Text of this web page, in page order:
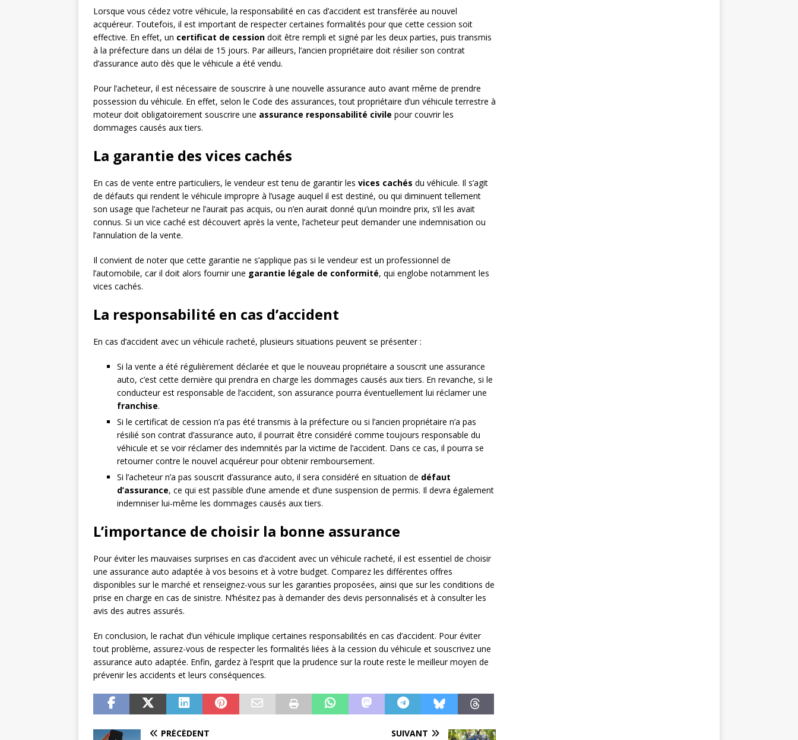
Lorsque vous cédez votre véhicule, la responsabilité en cas d’accident est transférée au nouvel
acquéreur. Toutefois, il est important de respecter certaines formalités pour que cette cession soit
effective. En effet, un certificat de cession doit être rempli et signé par les deux parties, puis transmis
à la préfecture dans un délai de 15 jours. Par ailleurs, l’ancien propriétaire doit résilier son contrat
d’assurance auto dès que le véhicule a été vendu.
Pour l’acheteur, il est nécessaire de souscrire à une nouvelle assurance auto avant même de prendre
possession du véhicule. En effet, selon le Code des assurances, tout propriétaire d’un véhicule terrestre à
moteur doit obligatoirement souscrire une assurance responsabilité civile pour couvrir les
dommages causés aux tiers.
La garantie des vices cachés
En cas de vente entre particuliers, le vendeur est tenu de garantir les vices cachés du véhicule. Il s’agit
de défauts qui rendent le véhicule impropre à l’usage auquel il est destiné, ou qui diminuent tellement
son usage que l’acheteur ne l’aurait pas acquis, ou n’en aurait donné qu’un moindre prix, s’il les avait
connus. Si un vice caché est découvert après la vente, l’acheteur peut demander une indemnisation ou
l’annulation de la vente.
Il convient de noter que cette garantie ne s’applique pas si le vendeur est un professionnel de
l’automobile, car il doit alors fournir une garantie légale de conformité, qui englobe notamment les
vices cachés.
La responsabilité en cas d’accident
En cas d’accident avec un véhicule racheté, plusieurs situations peuvent se présenter :
Si la vente a été régulièrement déclarée et que le nouveau propriétaire a souscrit une assurance
auto, c’est cette dernière qui prendra en charge les dommages causés aux tiers. En revanche, si le
conducteur est responsable de l’accident, son assurance pourra éventuellement lui réclamer une
franchise.
Si le certificat de cession n’a pas été transmis à la préfecture ou si l’ancien propriétaire n’a pas
résilié son contrat d’assurance auto, il pourrait être considéré comme toujours responsable du
véhicule et se voir réclamer des indemnités par la victime de l’accident. Dans ce cas, il pourra se
retourner contre le nouvel acquéreur pour obtenir remboursement.
Si l’acheteur n’a pas souscrit d’assurance auto, il sera considéré en situation de défaut
d’assurance, ce qui est passible d’une amende et d’une suspension de permis. Il devra également
indemniser lui-même les dommages causés aux tiers.
L’importance de choisir la bonne assurance
Pour éviter les mauvaises surprises en cas d’accident avec un véhicule racheté, il est essentiel de choisir
une assurance auto adaptée à vos besoins et à votre budget. Comparez les différentes offres
disponibles sur le marché et renseignez-vous sur les garanties proposées, ainsi que sur les conditions de
prise en charge en cas de sinistre. N’hésitez pas à demander des devis personnalisés et à consulter les
avis des autres assurés.
En conclusion, le rachat d’un véhicule implique certaines responsabilités en cas d’accident. Pour éviter
tout problème, assurez-vous de respecter les formalités liées à la cession du véhicule et souscrivez une
assurance auto adaptée. Enfin, gardez à l’esprit que la prudence sur la route reste le meilleur moyen de
prévenir les accidents et leurs conséquences.
PRÉCÉDENT SUIVANT